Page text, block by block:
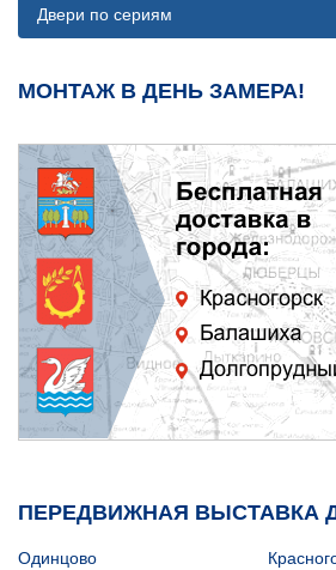
Двери по сериям
МОНТАЖ В ДЕНЬ ЗАМЕРА!
ПЕРЕДВИЖНАЯ ВЫСТАВКА
Одинцово